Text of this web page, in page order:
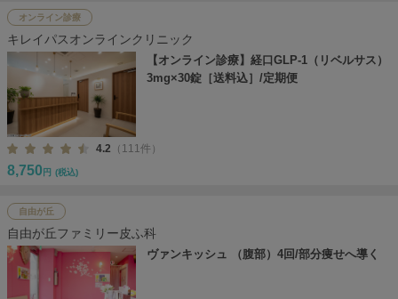
オンライン診療
キレイパスオンラインクリニック
【オンライン診療】経口GLP-1（リベルサス）
3mg×30錠［送料込］/定期便
4.2 （111件）
8,750 円 (税込)
自由が丘
自由が丘ファミリー皮ふ科
ヴァンキッシュ （腹部）4回/部分痩せへ導く